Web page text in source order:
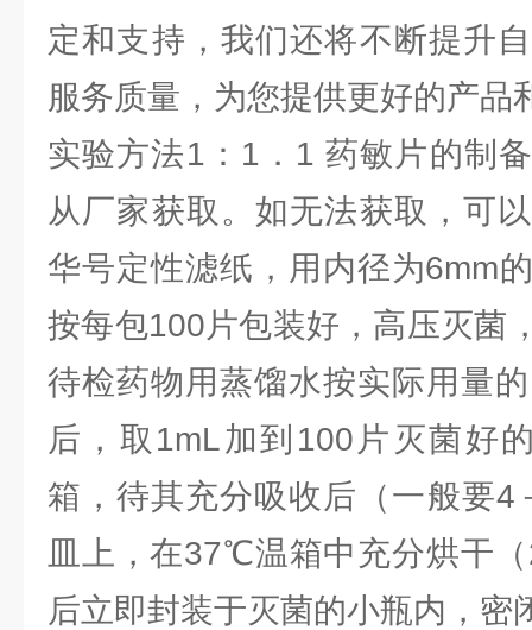
定和支持，我们还将不断提升
服务质量，为您提供更好的产品
实验方法1：1．1 药敏片的制
从厂家获取。如无法获取，可
华号定性滤纸，用内径为6mm
按每包100片包装好，高压灭菌
待检药物用蒸馏水按实际用量
后，取1mL加到100片灭菌好
箱，待其充分吸收后（一般要4
皿上，在37℃温箱中充分烘干
后立即封装于灭菌的小瓶内，密